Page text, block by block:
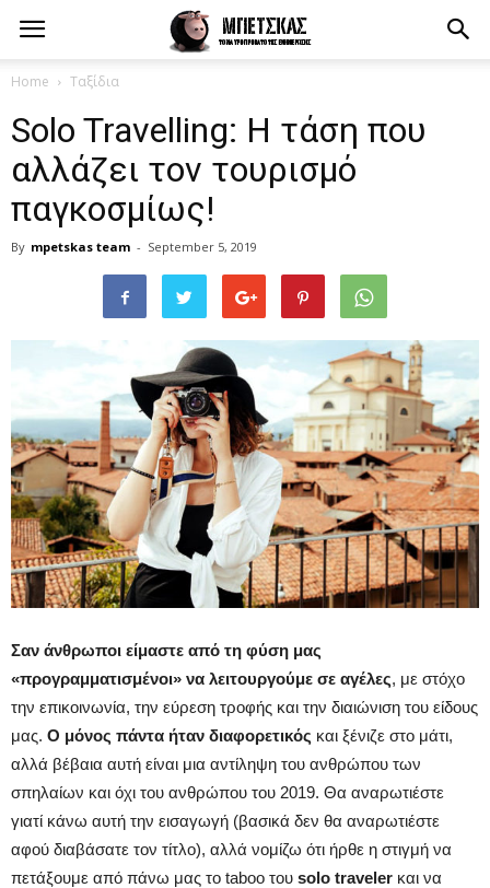
Home Ταξίδια
Solo Travelling: Η τάση που
αλλάζει τον τουρισμό
παγκοσμίως!
By mpetskas team - September 5, 2019
Σαν άνθρωποι είμαστε από τη φύση μας
«προγραμματισμένοι» να λειτουργούμε σε αγέλες, με στόχο
την επικοινωνία, την εύρεση τροφής και την διαιώνιση του είδους
μας. Ο μόνος πάντα ήταν διαφορετικός και ξένιζε στο μάτι,
αλλά βέβαια αυτή είναι μια αντίληψη του ανθρώπου των
σπηλαίων και όχι του ανθρώπου του 2019. Θα αναρωτιέστε
γιατί κάνω αυτή την εισαγωγή (βασικά δεν θα αναρωτιέστε
αφού διαβάσατε τον τίτλο), αλλά νομίζω ότι ήρθε η στιγμή να
πετάξουμε από πάνω μας το taboo του solo traveler και να